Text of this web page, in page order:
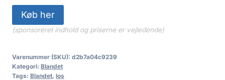
Køb her
(sponsoreret indhold og priserne er vejledende)
Varenummer (SKU): d2b7a04c9239
Kategori: Blandet
Tags: Blandet, los